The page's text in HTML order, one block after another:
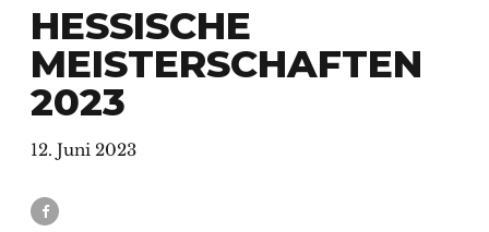
HESSISCHE
MEISTERSCHAFTEN
2023
12. Juni 2023